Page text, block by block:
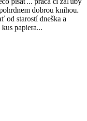
dobrou knihou.
od starostí dneška a
papiera...